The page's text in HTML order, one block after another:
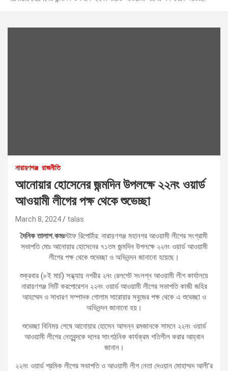
নারায়ণগঞ্জ রাজনীতি
আনোয়ার হোসেনের জন্মদিন উপলক্ষে ২২নং ওয়ার্ড
আওয়ামী লীগের পক্ষ থেকে শুভেচ্ছা
March 8, 2024 talas
দৈনিক তালাশ.কমঃস্টাফ রিপোর্টার: নারায়ণগঞ্জ মহানগর আওয়ামী লীগের সংগ্রামী
সভাপতি মোঃ আনোয়ার হোসেনের ৭১তম জন্মদিন উপলক্ষে ২২নং ওয়ার্ড আওয়ামী
লীগের পক্ষ থেকে শুভেচ্ছা ও অভিনন্দন জানানো হয়েছে।
শুক্রবার (৮ই মার্চ) সন্ধ্যায় নগরীর ২নং রেলগেট সংলগ্ন আওয়ামী লীগ কার্যালয়ে
নারায়ণগঞ্জ সিটি করপোরেশন ২২নং ওয়ার্ড আওয়ামী লীগের সভাপতি কাজী জহির
আহম্মেদ ও সাধারণ সম্পাদক গোলাম সারোয়ার সবুজের পক্ষ থেকে এ শুভেচ্ছা ও
অভিনন্দন জানানো হয়।
শুভেচ্ছা বিনিময় শেষে আনোয়ার হোসেন আসন্ন রমজানকে সামনে ২২নং ওয়ার্ড
আওয়ামী লীগের নেতৃবৃন্দকে দলের সাংগঠনিক কার্যক্রম গতিশীল করার আহ্বান
জানান।
২২নং ওয়ার্ড শ্রমিক লীগের সভাপতি ও আওয়ামী লীগ নেতা দেওয়ান মোহাম্মদ আলী’র